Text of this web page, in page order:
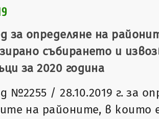
за определяне на
събирането и
за 2020 година
№2255 / 28.10.2019 г. за
на районите, в които